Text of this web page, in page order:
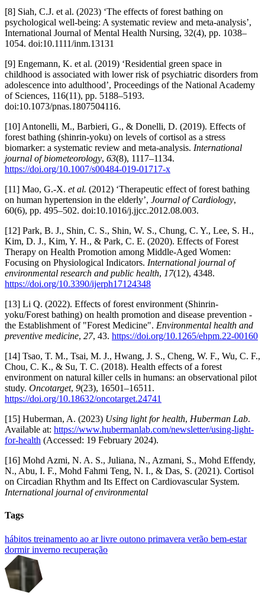
[8] Siah, C.J. et al. (2023) ‘The effects of forest bathing on
psychological well‐being: A systematic review and meta‐analysis’,
International Journal of Mental Health Nursing, 32(4), pp. 1038–
1054. doi:10.1111/inm.13131
[9] Engemann, K. et al. (2019) ‘Residential green space in
childhood is associated with lower risk of psychiatric disorders from
adolescence into adulthood’, Proceedings of the National Academy
of Sciences, 116(11), pp. 5188–5193.
doi:10.1073/pnas.1807504116.
[10] Antonelli, M., Barbieri, G., & Donelli, D. (2019). Effects of
forest bathing (shinrin-yoku) on levels of cortisol as a stress
biomarker: a systematic review and meta-analysis. International
journal of biometeorology, 63(8), 1117–1134.
https://doi.org/10.1007/s00484-019-01717-x
[11] Mao, G.-X. et al. (2012) ‘Therapeutic effect of forest bathing
on human hypertension in the elderly’, Journal of Cardiology,
60(6), pp. 495–502. doi:10.1016/j.jjcc.2012.08.003.
[12] Park, B. J., Shin, C. S., Shin, W. S., Chung, C. Y., Lee, S. H.,
Kim, D. J., Kim, Y. H., & Park, C. E. (2020). Effects of Forest
Therapy on Health Promotion among Middle-Aged Women:
Focusing on Physiological Indicators. International journal of
environmental research and public health, 17(12), 4348.
https://doi.org/10.3390/ijerph17124348
[13] Li Q. (2022). Effects of forest environment (Shinrin-
yoku/Forest bathing) on health promotion and disease prevention -
the Establishment of "Forest Medicine". Environmental health and
preventive medicine, 27, 43. https://doi.org/10.1265/ehpm.22-00160
[14] Tsao, T. M., Tsai, M. J., Hwang, J. S., Cheng, W. F., Wu, C. F.,
Chou, C. K., & Su, T. C. (2018). Health effects of a forest
environment on natural killer cells in humans: an observational pilot
study. Oncotarget, 9(23), 16501–16511.
https://doi.org/10.18632/oncotarget.24741
[15] Huberman, A. (2023) Using light for health, Huberman Lab.
Available at: https://www.hubermanlab.com/newsletter/using-light-
for-health (Accessed: 19 February 2024).
[16] Mohd Azmi, N. A. S., Juliana, N., Azmani, S., Mohd Effendy,
N., Abu, I. F., Mohd Fahmi Teng, N. I., & Das, S. (2021). Cortisol
on Circadian Rhythm and Its Effect on Cardiovascular System.
International journal of environmental
Tags
hábitos treinamento ao ar livre outono primavera verão bem-estar
dormirinverno recuperação